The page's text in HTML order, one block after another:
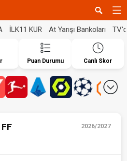
İLK11 KUR At Yarışı Bankoları
Puan Durumu Canlı Skor
2026/2027